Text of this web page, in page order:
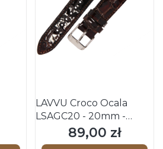
LAVVU Croco Ocala
LSAGC20 - 20mm -
CIEMNY BRĄZ -
Skórzany pasek do
Cena
89,00 zł